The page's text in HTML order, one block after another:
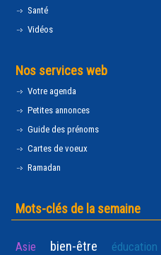
Santé
Vidéos
Nos services web
Votre agenda
Petites annonces
Guide des prénoms
Cartes de voeux
Ramadan
Mots-clés de la semaine
Asie bien-être éducation